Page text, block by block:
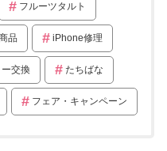
フルーツタルト
品 iPhone修理
交換 たちばな
フェア・キャンペーン